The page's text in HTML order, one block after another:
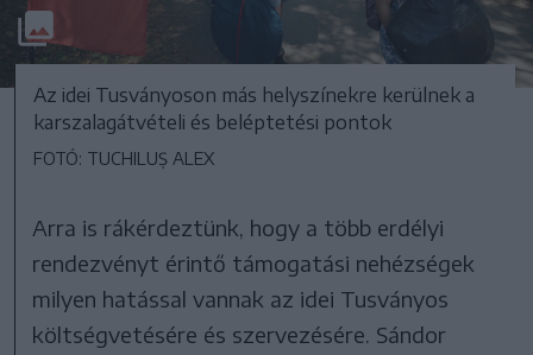
Az idei Tusványoson más helyszínekre kerülnek a
karszalagátvételi és beléptetési pontok
FOTÓ: TUCHILUȘ ALEX
Arra is rákérdeztünk, hogy a több erdélyi
rendezvényt érintő támogatási nehézségek
milyen hatással vannak az idei Tusványos
költségvetésére és szervezésére. Sándor